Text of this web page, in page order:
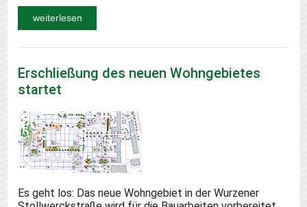
weiterlesen
Erschließung des neuen Wohngebietes
startet
Es geht los: Das neue Wohngebiet in der Wurzener